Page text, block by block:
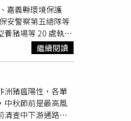
之損失，有效減
果。農業部也期待
收益與確保養豬產
姓被告等5名台糖
汙治罪條例的圖利
事，勾結外包廠商
示，養豬場員工為
萬元，台糖員工辦
嘉義縣環境保護
安警察第五總隊等
豬場等 20 處執行
水處理流程產出的
發酵腐敗臭味。養
複訊本件李姓被告
理法第46條第1項
押禁見，另有1名
訊後請回。專案小
填、堆置廢棄物
繼續閱讀
洲豬瘟陽性，各單
中秋節前是最高風
清查中下游通路，